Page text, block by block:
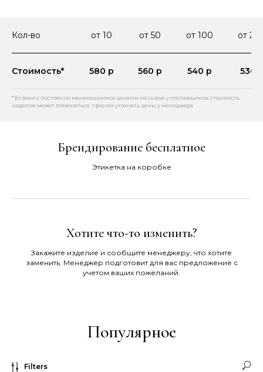
Кол-во от 10 от 50 от 100 от
Стоимость* 580 р 560 р 540 р 530
* В связи с постоянно меняющимися ценами на сырье у поставщиков, стоимость
изделия может поменяться, просим уточнять цены у менеджера
Брендирование бесплатное
Этикетка на коробке
Хотите что-то изменить?
Закажите изделие и сообщите менеджеру, что хотите
заменить. Менеджер подготовит для вас предложение с
учетом ваших пожеланий.
Популярное
Filters